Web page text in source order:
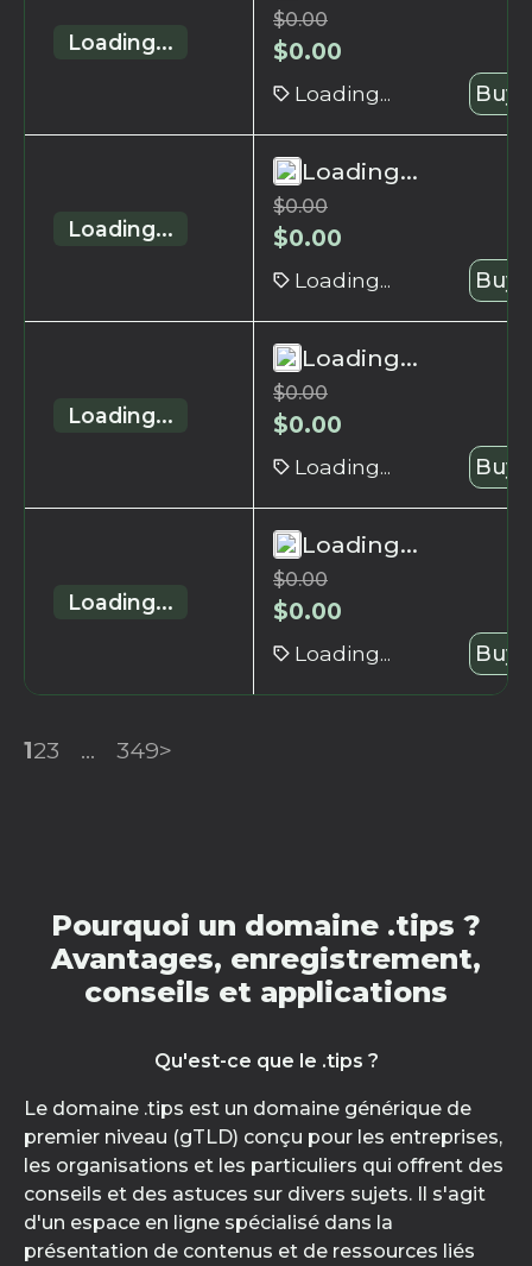
Loading...
$0.00
$0.00
Loading... Buy
Loading...
Loading...
$0.00
$0.00
Loading... Buy
Loading...
Loading...
$0.00
$0.00
Loading... Buy
Loading...
Loading...
$0.00
$0.00
Loading... Buy
123 ... 349>
Pourquoi un domaine .tips ?
Avantages, enregistrement,
conseils et applications
Qu'est-ce que le .tips ?
Le domaine .tips est un domaine générique de
premier niveau (gTLD) conçu pour les entreprises,
les organisations et les particuliers qui offrent des
conseils et des astuces sur divers sujets. Il s'agit
d'un espace en ligne spécialisé dans la
présentation de contenus et de ressources liés